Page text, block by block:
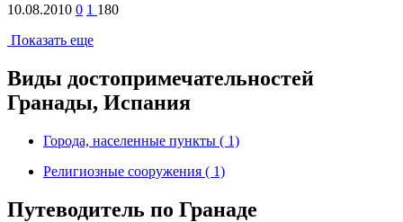
10.08.2010 0 1 180
Показать еще
Виды достопримечательностей
Гранады, Испания
Города, населенные пункты ( 1)
Религиозные сооружения ( 1)
Путеводитель по Гранаде